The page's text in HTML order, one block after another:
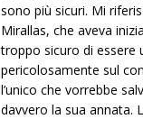
sono più sicuri. Mi
Mirallas, che aveva
troppo sicuro di essere
pericolosamente sul
l’unico che vorrebbe
davvero la sua annata.